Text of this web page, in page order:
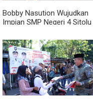
Bobby Nasution Wujudkan
Impian SMP Negeri 4 Sitolu